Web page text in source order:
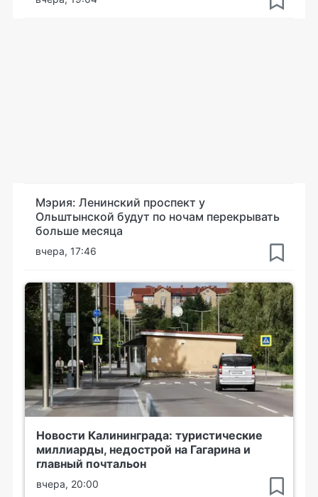
Мэрия: Ленинский проспект у
Ольштынской будут по ночам перекрывать
больше месяца
вчера, 17:46
Новости Калининграда: туристические
миллиарды, недострой на Гагарина и
главный почтальон
вчера, 20:00